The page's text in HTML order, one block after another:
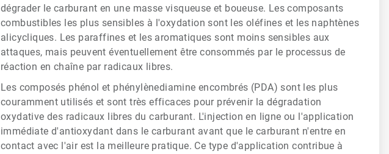
dégrader le carburant en une masse visqueuse et boueuse. Les composants
combustibles les plus sensibles à l'oxydation sont les oléfines et les naphtènes
alicycliques. Les paraffines et les aromatiques sont moins sensibles aux
attaques, mais peuvent éventuellement être consommés par le processus de
réaction en chaîne par radicaux libres.
Les composés phénol et phénylènediamine encombrés (PDA) sont les plus
couramment utilisés et sont très efficaces pour prévenir la dégradation
oxydative des radicaux libres du carburant. L'injection en ligne ou l'application
immédiate d'antioxydant dans le carburant avant que le carburant n'entre en
contact avec l'air est la meilleure pratique. Ce type d'application contribue à